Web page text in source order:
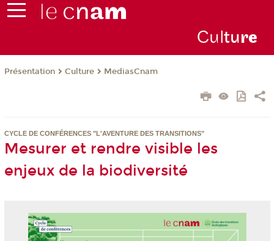
Culture
Présentation Culture MediasCnam
CYCLE DE CONFÉRENCES "L'AVENTURE DES TRANSITIONS"
Mesurer et rendre visible les
enjeux de la biodiversité